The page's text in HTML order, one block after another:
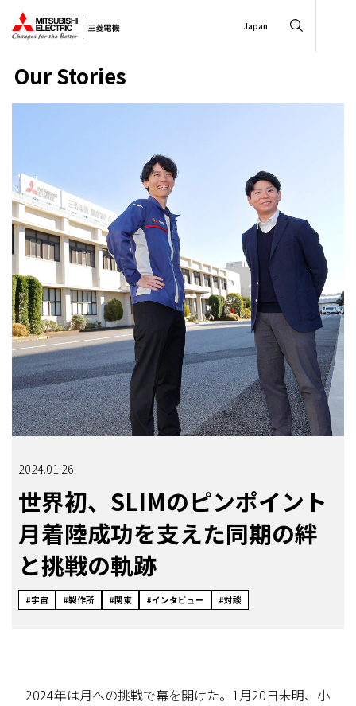
Japan
Our Stories
2024.01.26
世界初、SLIMのピンポイント
月着陸成功を支えた同期の絆
と挑戦の軌跡
#宇宙 #製作所 #関東 #インタビュー #対談
2024年は月への挑戦で幕を開けた。1月20日未明、小